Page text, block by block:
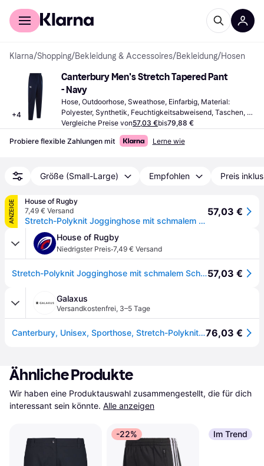
Für Shopper
Klarna/Shopping/Bekleidung & Accessoires/Bekleidung/Hosen
+4
Canterbury Men's Stretch Tapered Pant
- Navy
Hose, Outdoorhose, Sweathose, Einfarbig, Material:
Polyester, Synthetik, Feuchtigkeitsabweisend, Taschen,
Stretchgewebe
Vergleiche Preise von57,03 €bis79,88 €
Probiere flexible Zahlungen mit Lerne wie
Größe (Small-Large) Empfohlen Preis
ANZEIGE
House of Rugby
7,49 € Versand
Stretch-Polyknit Jogginghose mit schmalem Schnitt Canterbury
57,03 €
House of Rugby
Niedrigster Preis·7,49 € Versand
Stretch-Polyknit Jogginghose mit schmalem Schnitt Canterbury57,03 €
Galaxus
Versandkostenfrei, 3–5 Tage
Canterbury, Unisex, Sporthose, Stretch-Polyknit Jogginghose mit schmalem Schnitt (XL), Blau76,03 €
Ähnliche Produkte
Wir haben eine Produktauswahl zusammengestellt, die für dich
interessant sein könnte. Alle anzeigen
-22% Im Trend